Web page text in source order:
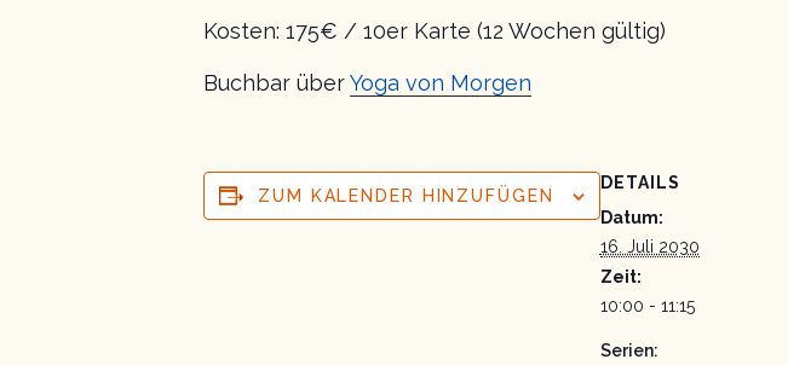
Kosten: 175€ / 10er Karte (12 Wochen gültig)
Buchbar überYoga von Morgen
ZUM KALENDER HINZUFÜGEN
DETAILS
Datum:
16. Juli 2030
Zeit:
10:00 - 11:15
Serien: